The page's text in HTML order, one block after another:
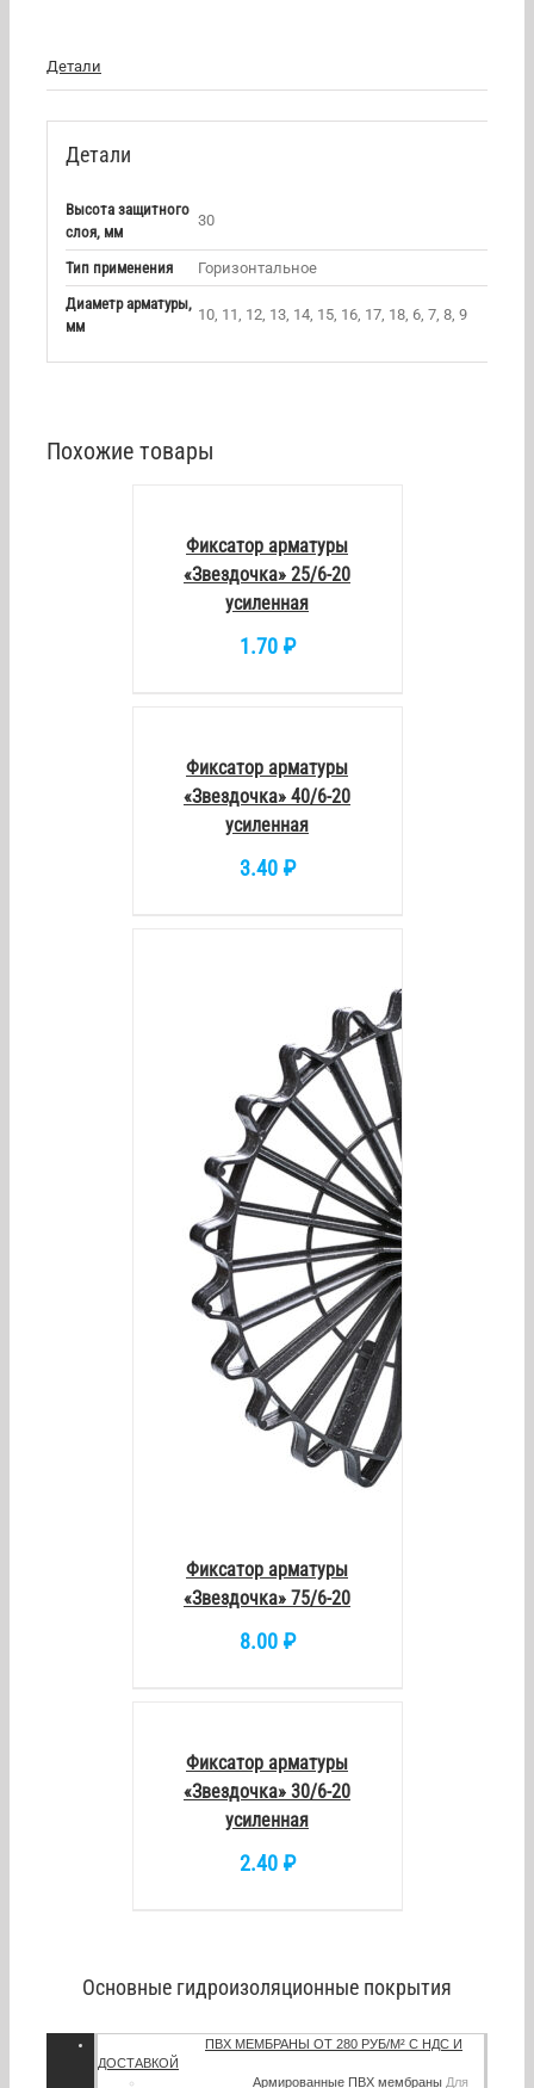
Детали
Детали
Высота защитного
слоя, мм
30
Тип применения
Горизонтальное
Диаметр арматуры,
мм
10, 11, 12, 13, 14, 15, 16, 17, 18, 6, 7, 8, 9
Похожие товары
Фиксатор арматуры
«Звездочка» 25/6-20
усиленная
1.70 ₽
Фиксатор арматуры
«Звездочка» 40/6-20
усиленная
3.40 ₽
Фиксатор арматуры
«Звездочка» 75/6-20
8.00 ₽
Фиксатор арматуры
«Звездочка» 30/6-20
усиленная
2.40 ₽
Основные гидроизоляционные покрытия
ПВХ МЕМБРАНЫ ОТ 280 РУБ/М² С НДС И
ДОСТАВКОЙ
Армированные ПВХ мембраны Для